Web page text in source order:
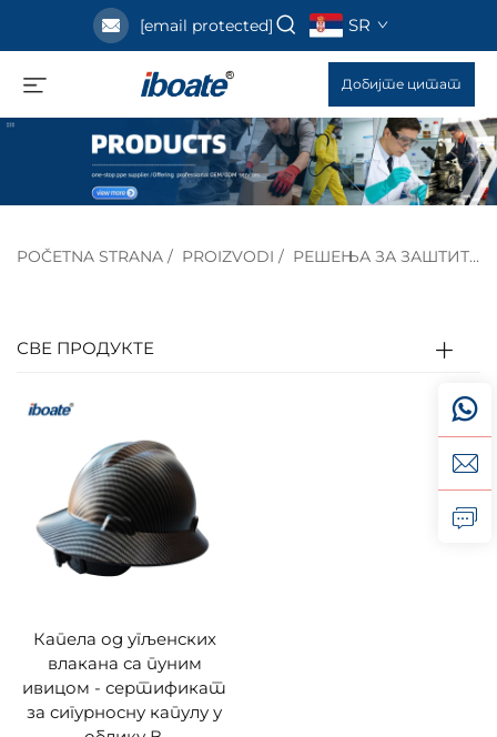
[email protected] SR
Добијте цитат
POČETNA STRANA / PROIZVODI / РЕШЕЊА ЗА ЗАШТИТУ ИНДУСТРИЈЕ
СВЕ ПРОДУКТЕ
Капела од угљенских
влакана са пуним
ивицом - сертификат
за сигурносну капулу у